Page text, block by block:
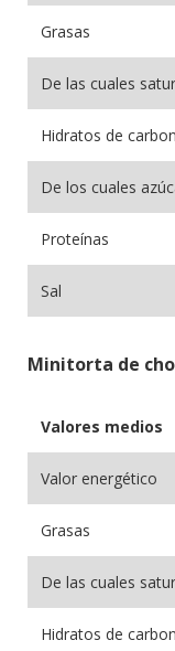
Grasas
De las cuales
Hidratos de
De los cuales
Proteínas
Sal
Minitorta de
Valores medios
Valor energético
Grasas
De las cuales
Hidratos de